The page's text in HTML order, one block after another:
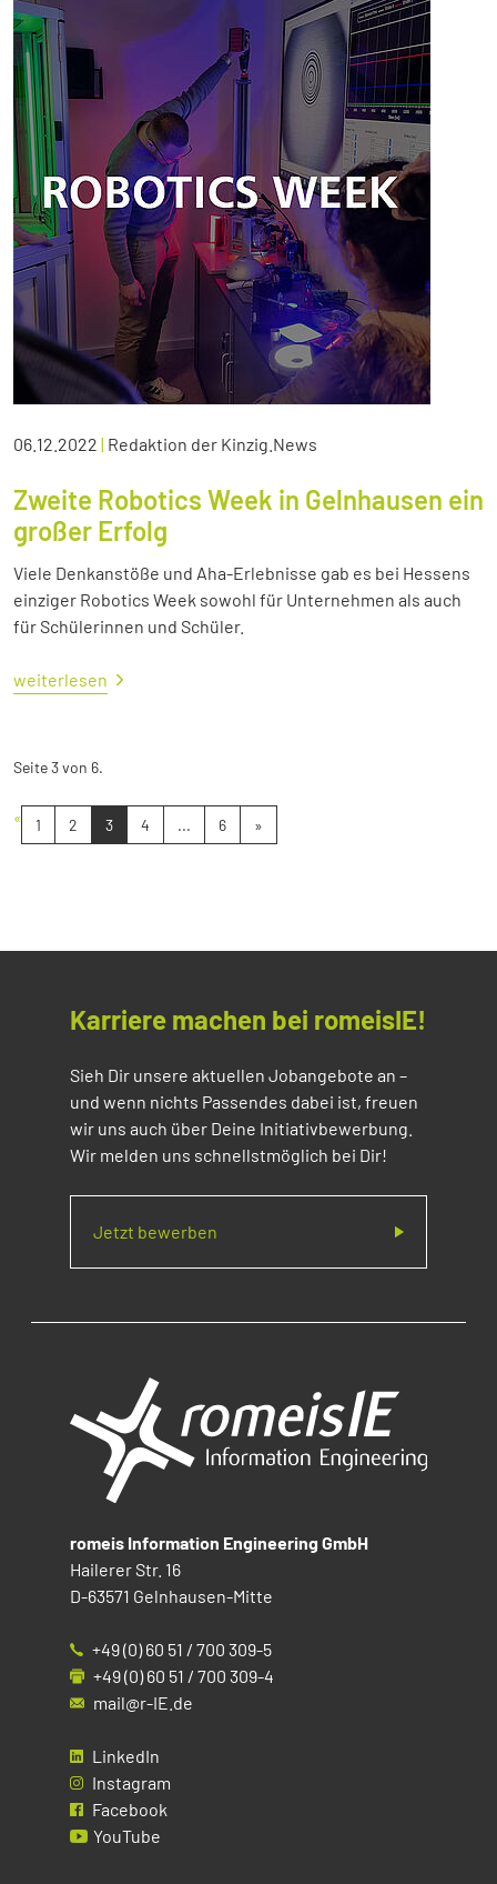
06.12.2022 | Redaktion der Kinzig.News
Zweite Robotics Week in Gelnhausen ein
großer Erfolg
Viele Denkanstöße und Aha-Erlebnisse gab es bei Hessens
einziger Robotics Week sowohl für Unternehmen als auch
für Schülerinnen und Schüler.
weiterlesen
Seite 3 von 6.
« 1 2 3 4 ... 6 »
Karriere machen bei romeisIE!
Sieh Dir unsere aktuellen Jobangebote an –
und wenn nichts Passendes dabei ist, freuen
wir uns auch über Deine Initiativbewerbung.
Wir melden uns schnellstmöglich bei Dir!
Jetzt bewerben
romeis Information Engineering GmbH
Hailerer Str. 16
D-63571 Gelnhausen-Mitte
+49 (0) 60 51 / 700 309-5
+49 (0) 60 51 / 700 309-4
mail@r-IE.de
LinkedIn
Instagram
Facebook
YouTube